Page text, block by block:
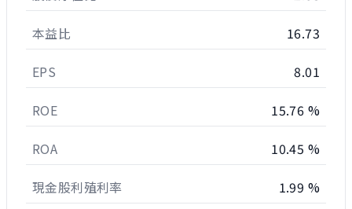
本益比 16.73
EPS 8.01
ROE 15.76 %
ROA 10.45 %
現金股利殖利率 1.99 %